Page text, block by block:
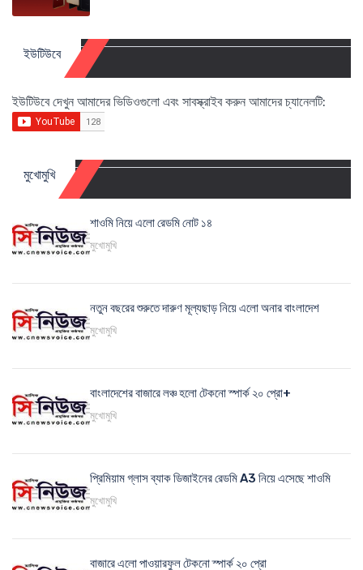
ইউটিউবে
ইউটিউবে দেখুন আমাদের ভিডিওগুলো এবং সাবস্ক্রাইব করুন আমাদের চ্যানেলটি:
মুখোমুখি
শাওমি নিয়ে এলো রেডমি নোট ১৪
মুখোমুখি
নতুন বছরের শুরুতে দারুণ মূল্যছাড় নিয়ে এলো অনার বাংলাদেশ
মুখোমুখি
বাংলাদেশের বাজারে লঞ্চ হলো টেকনো স্পার্ক ২০ প্রো+
মুখোমুখি
প্রিমিয়াম গ্লাস ব্যাক ডিজাইনের রেডমি A3 নিয়ে এসেছে শাওমি
মুখোমুখি
বাজারে এলো পাওয়ারফুল টেকনো স্পার্ক ২০ প্রো